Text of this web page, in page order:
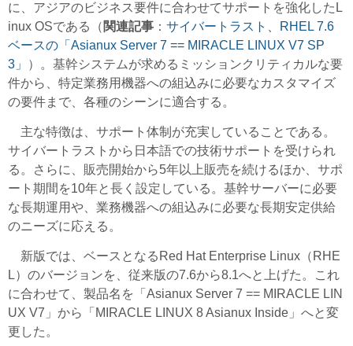
に、アジアのビジネス要件に合わせてサポートを強化したL
inux OSである（ 関連記事 ： サイバートラスト、RHEL 7.6
ベースの「Asianux Server 7 == MIRACLE LINUX V7 SP
3」
）。基幹システムが求めるミッションクリティカルな要
件から、特定業務用機器への組込みに必要なカスタマイズ
の要件まで、各種のシーンに適合する。
主な特徴は、サポート体制が充実していることである。
サイバートラストから日本語での技術サポートを受けられ
る。さらに、販売開始から5年以上販売を続けるほか、サポ
ート期間を10年と長く設定している。基幹サーバーに必要
な長期運用や、業務機器への組込みに必要な長期安定供給
のニーズに応える。
新版では、ベースとなるRed Hat Enterprise Linux（RHE
L）のバージョンを、従来版の7.6から8.1へと上げた。これ
に合わせて、製品名を「Asianux Server 7 == MIRACLE LIN
UX V7」から「MIRACLE LINUX 8 Asianux Inside」へと変
更した。